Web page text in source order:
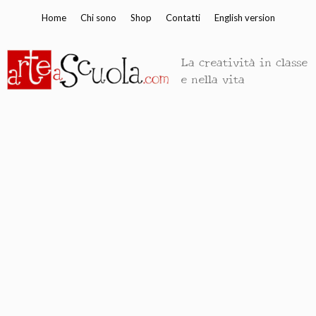
contenuto
Home Chi sono Shop Contatti English version
La creatività in classe
e nella vita